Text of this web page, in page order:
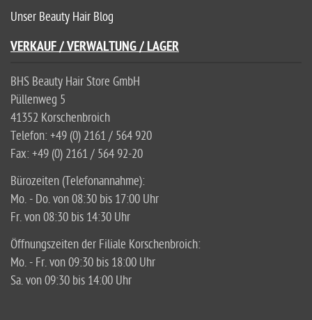
Unser Beauty Hair Blog
VERKAUF / VERWALTUNG / LAGER
BHS Beauty Hair Store GmbH
Püllenweg 5
41352 Korschenbroich
Telefon: +49 (0) 2161 / 564 920
Fax: +49 (0) 2161 / 564 92-20
Bürozeiten (Telefonannahme):
Mo. - Do. von 08:30 bis 17:00 Uhr
Fr. von 08:30 bis 14:30 Uhr
Öffnungszeiten der Filiale Korschenbroich:
Mo. - Fr. von 09:30 bis 18:00 Uhr
Sa. von 09:30 bis 14:00 Uhr